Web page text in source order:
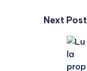
Next Post